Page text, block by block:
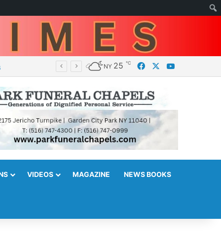
NY 25 ℃ FacebookYouTube
VIDEOS MAGAZINE NEWS BOOKS